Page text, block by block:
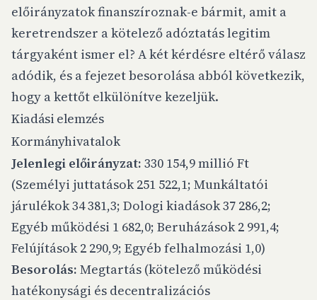
előirányzatok finanszíroznak-e bármit, amit a
keretrendszer a kötelező adóztatás legitim
tárgyaként ismer el? A két kérdésre eltérő válasz
adódik, és a fejezet besorolása abból következik,
hogy a kettőt elkülönítve kezeljük.
Kiadási elemzés
Kormányhivatalok
Jelenlegi előirányzat: 330 154,9 millió Ft
(Személyi juttatások 251 522,1; Munkáltatói
járulékok 34 381,3; Dologi kiadások 37 286,2;
Egyéb működési 1 682,0; Beruházások 2 991,4;
Felújítások 2 290,9; Egyéb felhalmozási 1,0)
Besorolás: Megtartás (kötelező működési
hatékonysági és decentralizációs